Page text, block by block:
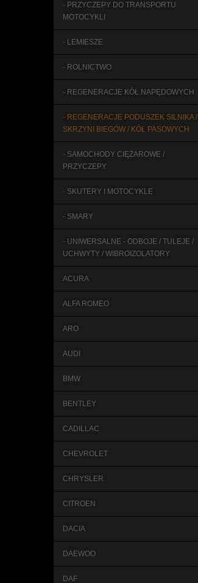
- PRZYCZEPY DO TRANSPORTU
MOTOCYKLI
- LEMIESZE
- ROLNICTWO
- REGENERACJE KÓŁ NAPĘDOWYCH
- REGENERACJE PODUSZEK SILNIKA /
SKRZYNI BIEGÓW / KÓŁ PASOWYCH
- SAMOCHODY CIĘŻAROWE /
PRZYCZEPY
- SKUTERY I MOTOCYKLE
- SMARY
- UNIWERSALNE - ODBOJE / TULEJE /
UCHWYTY / WIBROIZOLATORY
ACURA
ALFA ROMEO
ARO
AUDI
BMW
BENTLEY
CADILLAC
CHEVROLET
CHRYSLER
CITROEN
DACIA
DAEWOO
DAF